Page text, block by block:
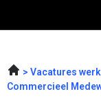
Vacatures
Commercieel